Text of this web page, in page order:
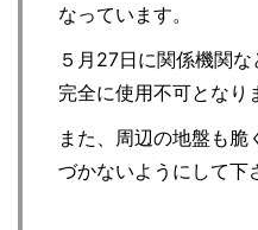
なっています。
５月27日に関係機関
完全に使用不可となり
また、周辺の地盤も
づかないようにして下